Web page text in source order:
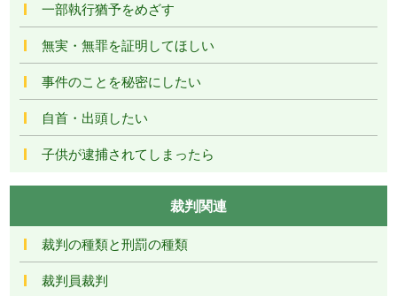
一部執行猶予をめざす
無実・無罪を証明してほしい
事件のことを秘密にしたい
自首・出頭したい
子供が逮捕されてしまったら
裁判関連
裁判の種類と刑罰の種類
裁判員裁判